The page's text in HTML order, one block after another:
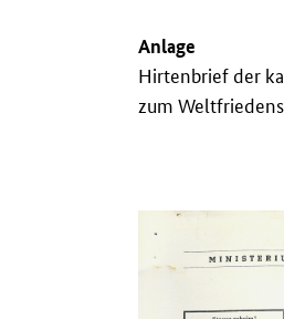
Anlage
Hirtenbrief der
zum